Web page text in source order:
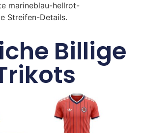
marineblau-hellrot-
Streifen-Details.
Billige